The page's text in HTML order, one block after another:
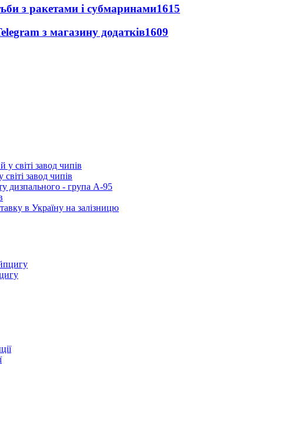
з ракетами і субмаринами1615
з магазину додатків1609
завод чипів
дизпального - група А-95
в Україну на залізницю